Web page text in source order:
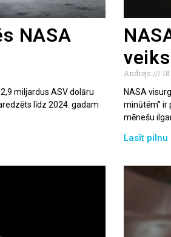
NASA
miljardus ASV dolāru
līdz 2024. gadam
Andrejs
NASA
minūtēm” ir
mēnešu
Lasīt pilnu